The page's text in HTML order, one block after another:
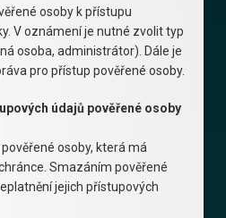
osoby k přístupu
V oznámení je nutné zvolit typ
osoba, administrátor). Dále je
pro přístup pověřené osoby.
údajů pověřené osoby
osoby, která má
Smazáním pověřené
jejich přístupových